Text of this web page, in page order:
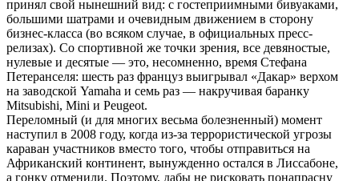
принял свой нынешний вид: с гостеприимными бивуаками,
большими шатрами и очевидным движением в сторону
бизнес-класса (во всяком случае, в официальных пресс-
релизах). Со спортивной же точки зрения, все девяностые,
нулевые и десятые — это, несомненно, время Стефана
Петеранселя: шесть раз француз выигрывал «Дакар» верхом
на заводской Yamaha и семь раз — накручивая баранку
Mitsubishi, Mini и Peugeot.
Переломный (и для многих весьма болезненный) момент
наступил в 2008 году, когда из-за террористической угрозы
караван участников вместо того, чтобы отправиться на
Африканский континент, вынужденно остался в Лиссабоне,
а гонку отменили. Поэтому, дабы не рисковать понапрасну